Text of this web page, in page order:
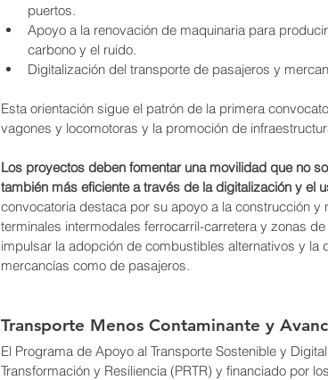
puertos.
Apoyo a la renovación de maquinaria para
carbono y el ruido.
Digitalización del transporte de pasajeros y
Esta orientación sigue el patrón de la primera
vagones y locomotoras y la promoción de
Los proyectos deben fomentar una movilidad que no
también más eficiente a través de la digitalización y el
convocatoria destaca por su apoyo a la construcción y
terminales intermodales ferrocarril-carretera y zonas
impulsar la adopción de combustibles alternativos y la
mercancías como de pasajeros.
Transporte Menos Contaminante y
El Programa de Apoyo al Transporte Sostenible y
Transformación y Resiliencia (PRTR) y financiado por